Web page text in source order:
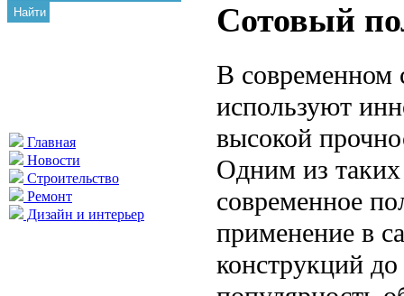
Найти
Главная
Новости
Строительство
Ремонт
Дизайн и интерьер
Сотовый
В современном
используют
высокой
Одним из
современное
применение в
конструкций